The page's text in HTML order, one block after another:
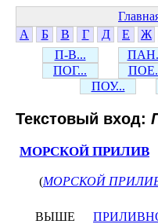
А
Б В Г Д Е Ж
П-В...
ПОГ...
ПОУ...
Текстовый вход:
МОРСКОЙ ПРИЛИВ
(МОРСКОЙ
ВЫШЕ